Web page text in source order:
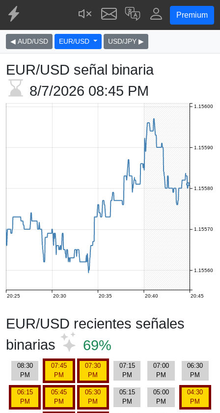
Premium
◀ AUD/USD EUR/USD USD/JPY ▶
EUR/USD señal binaria
8/7/2026 08:45 PM
20:25 20:30 20:35 20:40 20:45
1.15560
1.15570
1.15580
1.15590
1.15600
EUR/USD recientes señales
binarias
69%
08:30
PM
07:45
PM
07:30
PM
07:15
PM
07:00
PM
06:30
PM
06:15
PM
05:45
PM
05:30
PM
05:15
PM
05:00
PM
04:30
PM